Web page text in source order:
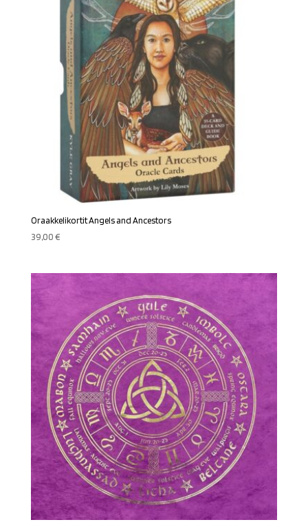
Oraakkelikortit Angels and Ancestors
39,00€